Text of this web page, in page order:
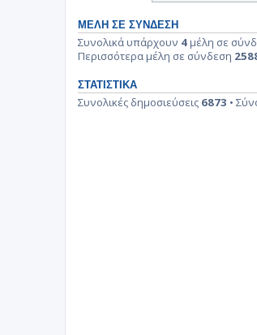
ΜΈΛΗ ΣΕ ΣΎΝΔΕΣΗ
Συνολικά υπάρχουν 4μέλη σε
Περισσότερα μέλη σε σύνδεση
ΣΤΑΤΙΣΤΙΚΆ
Συνολικές δημοσιεύσεις 6873 •